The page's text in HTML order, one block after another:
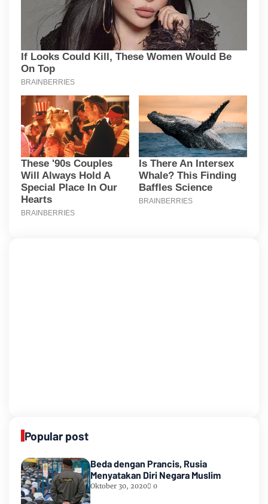
Popular post
Beda dengan Prancis, Rusia
Menyatakan Diri Negara Muslim
Oktober 30, 2020 0